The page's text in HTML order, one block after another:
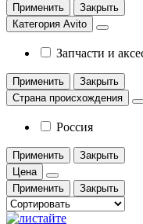
Применить
Закрыть
Категория Avito
Запчасти и
Применить
Закрыть
Страна происхождения
Россия
Применить
Закрыть
Цена
Применить
Закрыть